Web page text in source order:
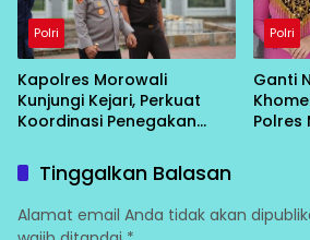
Polri
Kapolres Morowali
Kunjungi Kejari, Perkuat
Koordinasi Penegakan
Polri
Ganti
Polres
Tinggalkan Balasan
Alamat email Anda tidak akan